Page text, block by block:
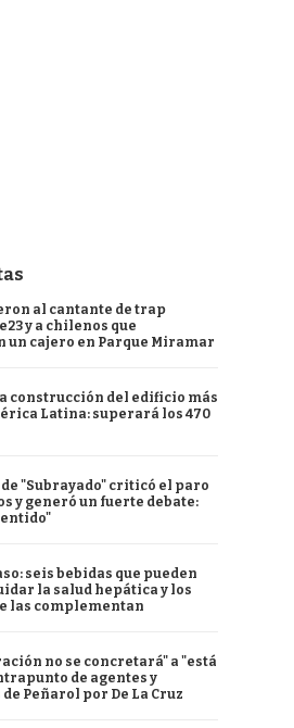
al cantante de trap
y a chilenos que
un cajero en Parque Miramar
construcción del edificio más
Latina: superará los 470
"Subrayado" criticó el paro
y generó un fuerte debate:
seis bebidas que pueden
la salud hepática y los
las complementan
no se concretará" a "está
de agentes y
Peñarol por De La Cruz